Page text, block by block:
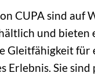
CUPA sind auf
und bieten
Gleitfähigkeit für
Erlebnis. Sie